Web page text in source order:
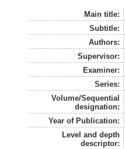
Main title:
Subtitle:
Authors:
Supervisor:
Examiner:
Series:
Volume/Sequential
designation:
Year of Publication:
Level and depth
descriptor: